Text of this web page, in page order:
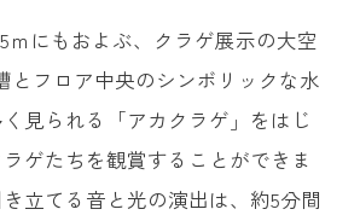
にもおよぶ、クラゲ展示の大空
とフロア中央のシンボリックな水
見られる「アカクラゲ」をはじ
ゲたちを観賞することができま
立てる音と光の演出は、約5分間